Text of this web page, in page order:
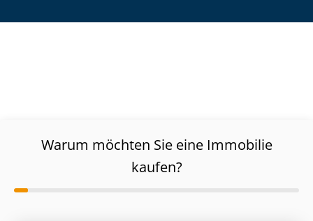
Warum möchten Sie eine Immobilie
kaufen?